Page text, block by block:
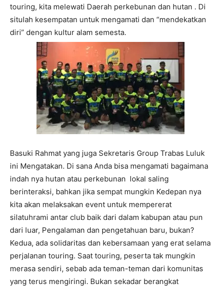
touring, kita melewati Daerah perkebunan dan hutan . Di
situlah kesempatan untuk mengamati dan “mendekatkan
diri” dengan kultur alam semesta.
Basuki Rahmat yang juga Sekretaris Group Trabas Luluk
ini Mengatakan. Di sana Anda bisa mengamati bagaimana
indah nya hutan atau perkebunan lokal saling
berinteraksi, bahkan jika sempat mungkin Kedepan nya
kita akan melaksakan event untuk mempererat
silatuhrami antar club baik dari dalam kabupan atau pun
dari luar, Pengalaman dan pengetahuan baru, bukan?
Kedua, ada solidaritas dan kebersamaan yang erat selama
perjalanan touring. Saat touring, peserta tak mungkin
merasa sendiri, sebab ada teman-teman dari komunitas
yang terus mengiringi. Bukan sekadar berangkat